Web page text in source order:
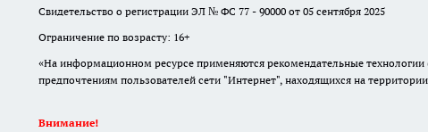
Свидетельство о регистрации ЭЛ № ФС 77 - 90000 от 05 сентября 2025
Ограничение по возрасту: 16+
«На информационном ресурсе применяются рекомендательные
предпочтениям пользователей сети "Интернет", находящихся на
Внимание!